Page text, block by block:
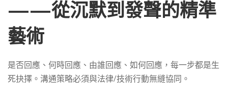
——從沉默到發聲的精準
藝術
是否回應、何時回應、由誰回應、如何回應，每一步都是生
死抉擇。溝通策略必須與法律/技術行動無縫協同。